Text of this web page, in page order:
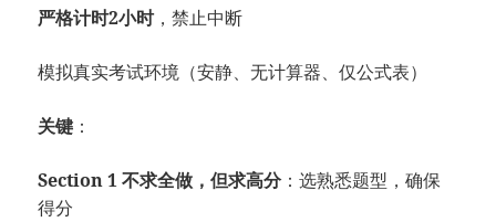
严格计时2小时，禁止中断
模拟真实考试环境（安静、无计算器、仅公式表）
关键 ：
Section 1 不求全做，但求高分：选熟悉题型，确保
得分